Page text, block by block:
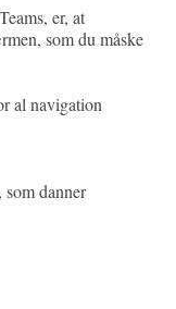
er, at
som du måske
al navigation
som danner